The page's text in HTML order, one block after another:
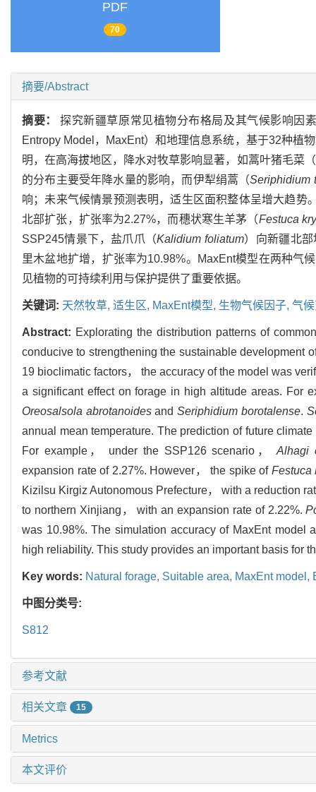
PDF
70
摘要/Abstract
摘要：探究新疆草原常见植物分布格局及其气候影响因
Entropy Model，MaxEnt）和地理信息系统，基于32种植
明，在高海拔地区，降水对牧草影响显著，如蒿叶猪毛菜（
的分布主要受年降水量的影响，而伊犁绢蒿（Seriphidium
响；未来气候情景预测表明，适生区面积整体呈增大趋势
北部扩张，扩张率为2.27%，而穗状寒生羊茅（Festuca
SSP245情景下，盐爪爪（Kalidium foliatum）向新疆北
里木盆地扩增，扩张率为10.98%。MaxEnt模型在两种气
见植物的可持续利用与保护提供了重要依据。
关键词: 天然牧草, 适生区, MaxEnt模型, 生物气候因子, 气
Abstract: Explorating the distribution patterns of
conducive to strengthening the sustainable development
19 bioclimatic factors， the accuracy of the model was
a significant effect on forage in high altitude areas. For
Oreosalsola abrotanoidesand Seriphidium borotalense.
annual mean temperature. The prediction of future
For example， under the SSP126 scenario， Alhagi
expansion rate of 2.27%. However， the spike of Festuca
Kizilsu Kirgiz Autonomous Prefecture， with a reduction
to northern Xinjiang， with an expansion rate of 2.22%.
was 10.98%. The simulation accuracy of MaxEnt
high reliability. This study provides an important basis for
Key words: Natural forage, Suitable area, MaxEnt model,
中图分类号:
S812
参考文献
相关文章 15
Metrics
本文评价